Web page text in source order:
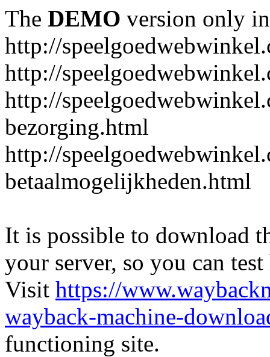
The DEMO version only
http://
http://
http://
bezorging.html
http://
betaalmogelijkheden.html
It is possible to download
your server, so you can
Visit https://
wayback-machine-
functioning site.